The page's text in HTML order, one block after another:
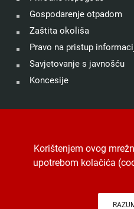
Gospodarenje otpadom
Zaštita okoliša
Pravo na pristup
Savjetovanje s javnošću
Koncesije
Digitalna pristupačnost.
Izrada, hosting i
Korištenjem ovog
upotrebom kolačića